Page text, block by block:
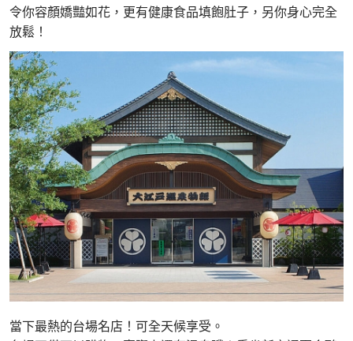
令你容顏嬌豔如花，更有健康食品填飽肚子，另你身心完全
放鬆！
當下最熱的台場名店！可全天候享受。